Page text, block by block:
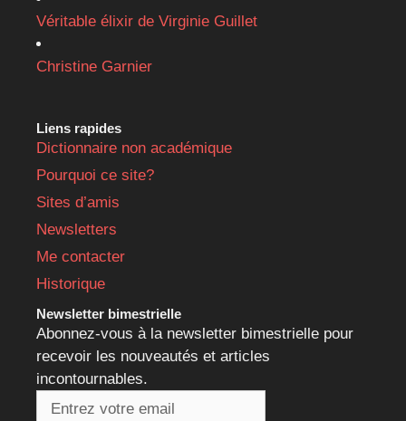
Véritable élixir de Virginie Guillet
Christine Garnier
Liens rapides
Dictionnaire non académique
Pourquoi ce site?
Sites d’amis
Newsletters
Me contacter
Historique
Newsletter bimestrielle
Abonnez-vous à la newsletter bimestrielle pour
recevoir les nouveautés et articles
incontournables.